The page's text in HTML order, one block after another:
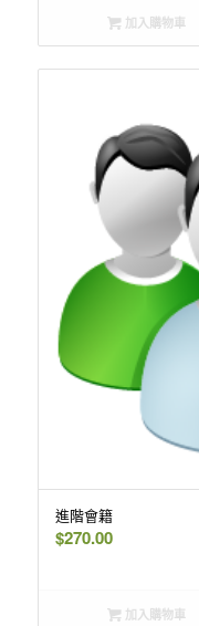
加入購物車
進階會籍
$270.00
加入購物車